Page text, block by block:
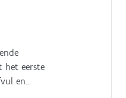
het eerste
en